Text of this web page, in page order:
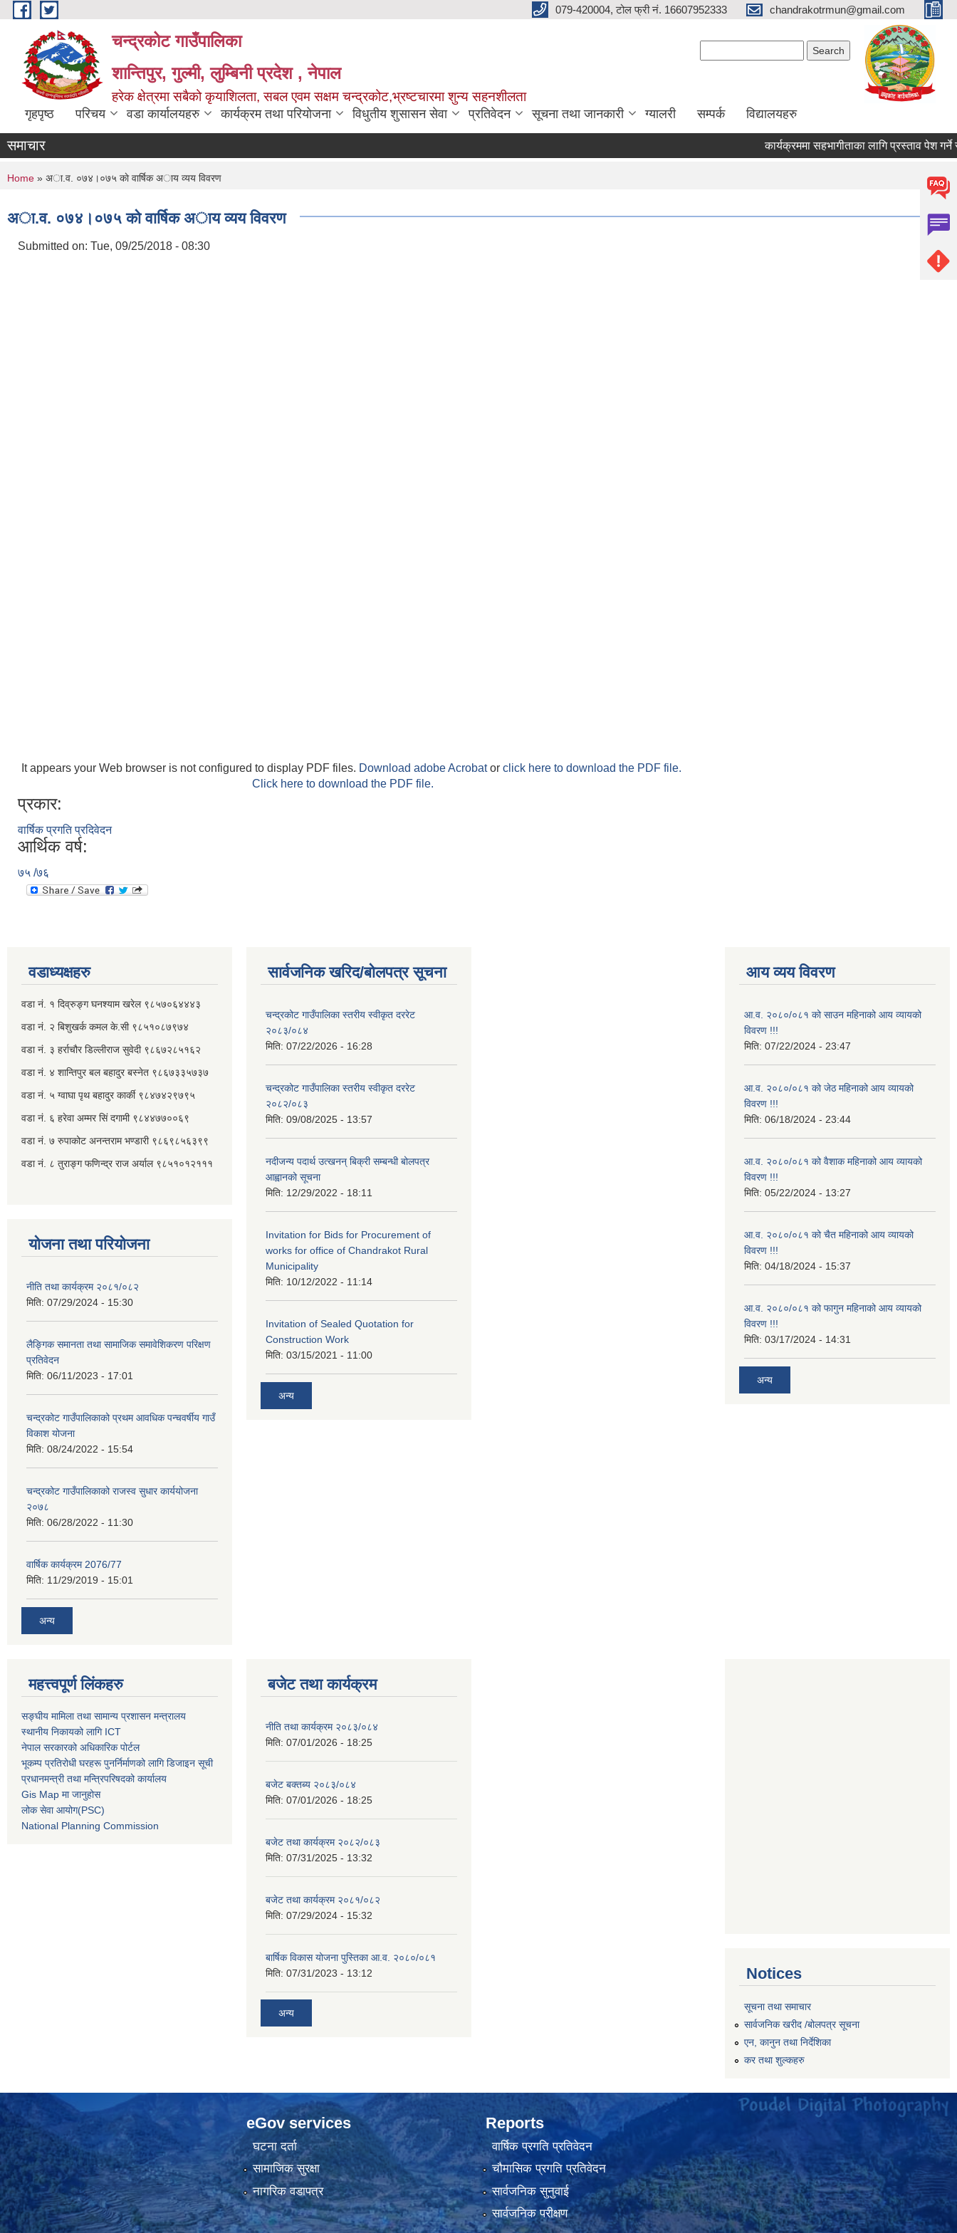
Skip to main content 079-420004, टोल फ्री नं. 16607952333 chandrakotrmun@gmail.com
चन्द्रकोट गाउँपालिका
शान्तिपुर, गुल्मी, लुम्बिनी प्रदेश , नेपाल
हरेक क्षेत्रमा सबैको कृयाशिलता, सबल एवम सक्षम चन्द्रकोट,भ्रष्टचारमा शुन्य सहनशीलता
गृहपृष्ठ परिचय वडा कार्यालयहरु कार्यक्रम तथा परियोजना विधुतीय शुसासन सेवा प्रतिवेदन सूचना तथा जानकारी ग्यालरी सम्पर्क विद्यालयहरु
समाचार कार्यक्रममा सहभागीताका लागि प्रस्ताव पेश गर्ने
You are here
Home » अा.व. ०७४।०७५ काे वार्षिक अाय व्यय विवरण
अा.व. ०७४।०७५ काे वार्षिक अाय व्यय विवरण
Submitted on: Tue, 09/25/2018 - 08:30
It appears your Web browser is not configured to display PDF files. Download adobe Acrobator click here to download the PDF file.
Click here to download the PDF file.
प्रकार:
वार्षिक प्रगति प्रदिवेदन
आर्थिक वर्ष:
७५ /७६
वडाध्यक्षहरु
वडा नं. १ दिव्रुङ्ग घनश्याम खरेल ९८५७०६४४४३
वडा नं. २ ‌‍बिशुखर्क कमल के.सी ९८५१०८७९७४
वडा नं. ३ हर्राचौर डिल्लीराज सुवेदी ९८६७२८५१६२
वडा नं. ४ शान्तिपुर बल बहादुर बस्नेत​ ९८६७३३५७३७
वडा नं. ५ ग्वाघा पृथ बहादुर कार्की ९८४७४२९७९५
वडा नं. ६ हरेवा अम्मर सिं दगामी​ ९८४४७७००६९
वडा नं. ७ ‌‍रुपाकोट अनन्तराम भण्डारी ९८६९८५६३९९
वडा नं. ८ तुराङ्ग फणिन्द्र राज अर्याल ९८५१०१२१११
योजना तथा परियोजना
नीति तथा कार्यक्रम २०८१/०८२
मिति: 07/29/2024 - 15:30
लैङ्गिक समानता तथा सामाजिक समावेशिकरण परिक्षण
प्रतिवेदन
मिति: 06/11/2023 - 17:01
चन्द्रकोट गाउँपालिकाको प्रथम आवधिक पन्चवर्षीय गाउँ
विकाश योजना
मिति: 08/24/2022 - 15:54
चन्द्रकोट गाउँपालिकाको राजस्व सुधार कार्ययोजना
२०७८
मिति: 06/28/2022 - 11:30
वार्षिक कार्यक्रम 2076/77
मिति: 11/29/2019 - 15:01
अन्य
सार्वजनिक खरिद/बोलपत्र सूचना
चन्द्रकोट गाउँपालिका स्तरीय स्वीकृत दररेट
२०८३/०८४
मिति: 07/22/2026 - 16:28
चन्द्रकोट गाउँपालिका स्तरीय स्वीकृत दररेट
२०८२/०८३
मिति: 09/08/2025 - 13:57
नदीजन्य पदार्थ उत्खनन् बिक्री सम्बन्धी बोलपत्र
आह्वानको सूचना
मिति: 12/29/2022 - 18:11
Invitation for Bids for Procurement of
works for office of Chandrakot Rural
Municipality
मिति: 10/12/2022 - 11:14
Invitation of Sealed Quotation for
Construction Work
मिति: 03/15/2021 - 11:00
अन्य
आय व्यय विवरण
आ.व. २०८०/०८१ को साउन महिनाको आय व्यायको
विवरण !!!
मिति: 07/22/2024 - 23:47
आ.व. २०८०/०८१ को जेठ महिनाको आय व्यायको
विवरण !!!
मिति: 06/18/2024 - 23:44
आ.व. २०८०/०८१ को वैशाक महिनाको आय व्यायको
विवरण !!!
मिति: 05/22/2024 - 13:27
आ.व. २०८०/०८१ को चैत महिनाको आय व्यायको
विवरण !!!
मिति: 04/18/2024 - 15:37
आ.व. २०८०/०८१ को फागुन महिनाको आय व्यायको
विवरण !!!
मिति: 03/17/2024 - 14:31
अन्य
महत्त्वपूर्ण लिंकहरु
सङ्घीय मामिला तथा सामान्य प्रशासन मन्त्रालय
स्थानीय निकायको लागि ICT
नेपाल सरकारको अधिकारिक पोर्टल
भूकम्प प्रतिरोधी घरहरू पुनर्निर्माणको लागि डिजाइन सूची
प्रधानमन्त्री तथा मन्त्रिपरिषदको कार्यालय
Gis Map मा जानुहोस
लोक सेवा आयोग(PSC)
National Planning Commission
बजेट तथा कार्यक्रम
नीति तथा कार्यक्रम २०८३/०८४
मिति: 07/01/2026 - 18:25
बजेट बक्तब्य २०८३/०८४
मिति: 07/01/2026 - 18:25
बजेट तथा कार्यक्रम २०८२/०८३
मिति: 07/31/2025 - 13:32
बजेट तथा कार्यक्रम २०८१/०८२
मिति: 07/29/2024 - 15:32
बार्षिक विकास योजना पुस्तिका आ.व. २०८०/०८१
मिति: 07/31/2023 - 13:12
अन्य
Notices
सूचना तथा समाचार
सार्वजनिक खरीद /बोलपत्र सूचना
एन, कानुन तथा निर्देशिका
कर तथा शुल्कहरु
eGov services
घटना दर्ता
सामाजिक सुरक्षा
नागरिक वडापत्र
Reports
वार्षिक प्रगति प्रतिवेदन
चौमासिक प्रगति प्रतिवेदन
सार्वजनिक सुनुवाई
सार्वजनिक परीक्षण